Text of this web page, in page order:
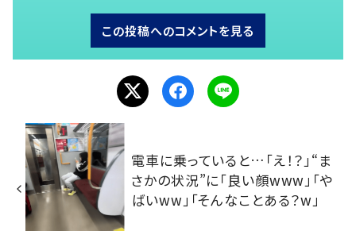
この投稿へのコメントを見る
電車に乗っていると…「え！？」“ま
さかの状況”に「良い顔www」「や
ばいww」「そんなことある？w」